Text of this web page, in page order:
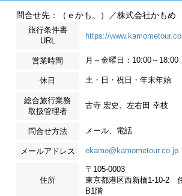
問合せ先：（ｅかも。）／株式会社かもめ
旅行条件書
URL
https://
営業時間 月～金曜日：10:00～18:00
休日 土・日・祝日・年末年始
総合旅行業務
取扱管理者
古寺 宏史、左右田 幸枝
問合せ方法 メール、電話
メールアドレス ekamo@kamometour.co.jp
住所
〒105-0003
東京都港区西新橋1-10-2
B1階